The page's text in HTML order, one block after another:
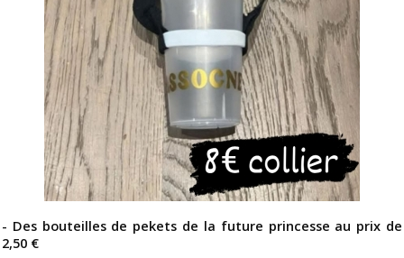
- Des bouteilles de pekets de la future princesse au prix de
2,50 €